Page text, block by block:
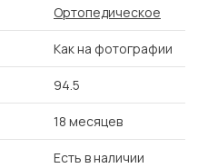
Ортопедическое
Как на фотографии
94.5
18 месяцев
Есть в наличии